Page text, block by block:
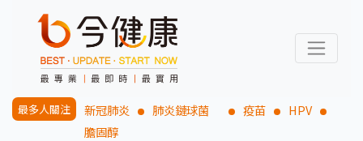
最多人關注 新冠肺炎 肺炎鏈球菌 疫苗
HPV
膽固醇